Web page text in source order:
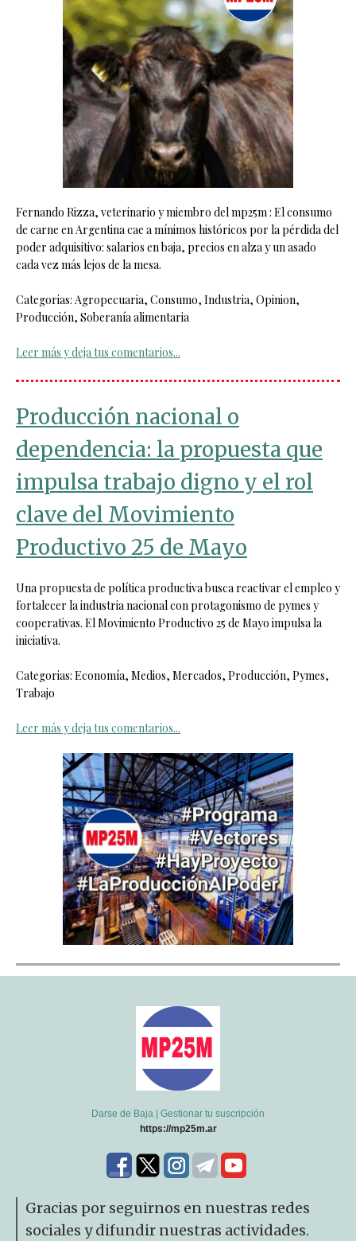
Fernando Rizza, veterinario y miembro del mp25m : El consumo
de carne en Argentina cae a mínimos históricos por la pérdida del
poder adquisitivo: salarios en baja, precios en alza y un asado
cada vez más lejos de la mesa.
Categorias: Agropecuaria, Consumo, Industria, Opinion,
Producción, Soberanía alimentaria
Leer más y deja tus comentarios...
Producción nacional o
dependencia: la propuesta que
impulsa trabajo digno y el rol
clave del Movimiento
Productivo 25 de Mayo
Una propuesta de política productiva busca reactivar el empleo y
fortalecer la industria nacional con protagonismo de pymes y
cooperativas. El Movimiento Productivo 25 de Mayo impulsa la
iniciativa.
Categorias: Economía, Medios, Mercados, Producción, Pymes,
Trabajo
Leer más y deja tus comentarios...
Darse de Baja
Gestionar tu suscripción
https://mp25m.ar
Gracias por seguirnos en nuestras redes
sociales y difundir nuestras actividades.